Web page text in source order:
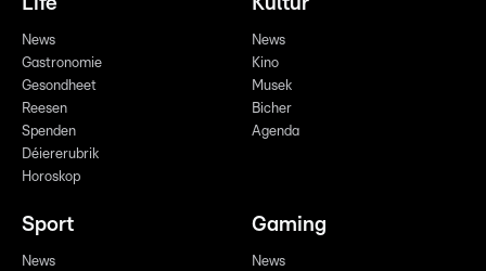
News
Gastronomie
Gesondheet
Reesen
Spenden
Déiererubrik
Horoskop
News
Kino
Musek
Bicher
Agenda
Sport
News
Gaming
News